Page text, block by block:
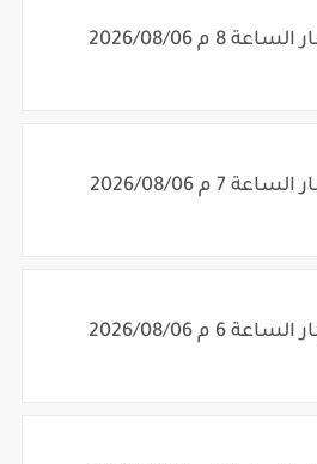
8 م 2026/08/06
7 م 2026/08/06
6 م 2026/08/06